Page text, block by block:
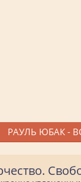
РАУЛЬ ЮБАК -